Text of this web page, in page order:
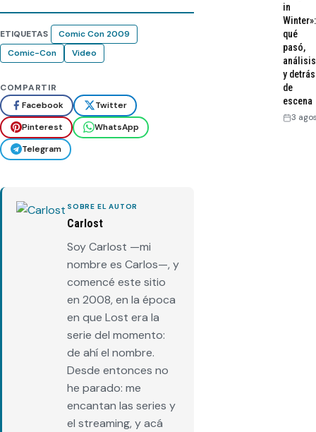
ETIQUETAS
Comic Con 2009
Comic-Con
Video
COMPARTIR
Facebook
Twitter
Pinterest
WhatsApp
Telegram
SOBRE EL AUTOR
Carlost
Soy Carlost —mi
nombre es Carlos—, y
comencé este sitio
en 2008, en la época
en que Lost era la
serie del momento:
de ahí el nombre.
Desde entonces no
he parado: me
encantan las series y
el streaming, y acá
in
Winter»:
qué
pasó,
análisis
y detrás
de
escena
3